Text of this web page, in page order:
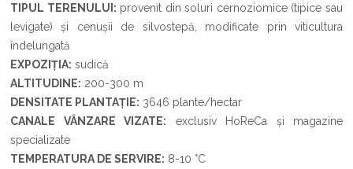
TIPUL TERENULUI: provenit din soluri cernoziomice (tipice sau
levigate) și cenușii de silvostepă, modificate prin viticultura
îndelungată
EXPOZIȚIA: sudică
ALTITUDINE: 200-300 m
DENSITATE PLANTAȚIE: 3646 plante/hectar
CANALE VÂNZARE VIZATE: exclusiv HoReCa și magazine
specializate
TEMPERATURA DE SERVIRE: 8-10 °C